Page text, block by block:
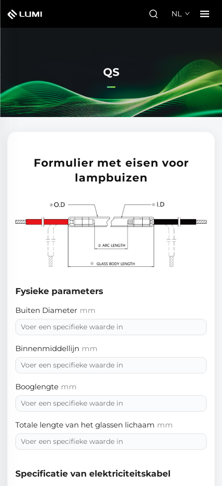
NL
QS
Formulier met eisen voor
lampbuizen
Fysieke parameters
Buiten Diameter mm
Binnenmiddellijn mm
Booglengte mm
Totale lengte van het glassen lichaam mm
Specificatie van elektriciteitskabel